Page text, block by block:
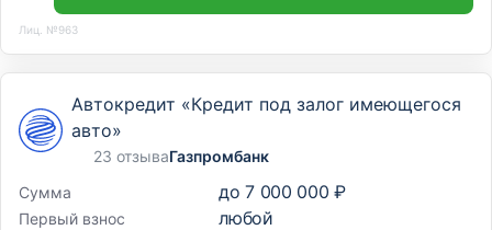
Лиц. №963
Автокредит «Кредит под залог имеющегося
авто»
23 отзываГазпромбанк
Сумма
до 7 000 000 ₽
Первый взнос любой